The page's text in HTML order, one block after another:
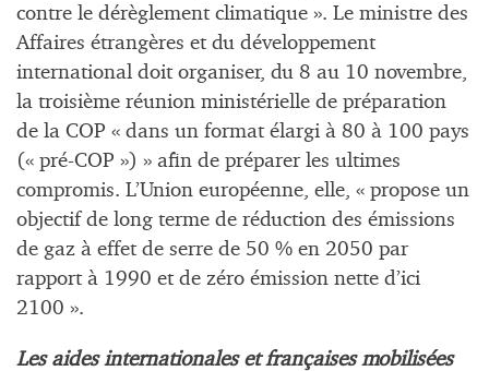
contre le dérèglement climatique ». Le ministre des
Affaires étrangères et du développement
international doit organiser, du 8 au 10 novembre,
la troisième réunion ministérielle de préparation
de la COP « dans un format élargi à 80 à 100 pays
(« pré-COP ») » afin de préparer les ultimes
compromis. L’Union européenne, elle, « propose un
objectif de long terme de réduction des émissions
de gaz à effet de serre de 50 % en 2050 par
rapport à 1990 et de zéro émission nette d’ici
2100 ».
Les aides internationales et françaises mobilisées